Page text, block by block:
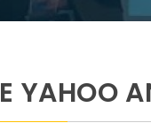
YAHOO